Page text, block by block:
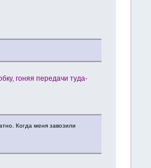
гоняя передачи туда-
Когда меня завозили